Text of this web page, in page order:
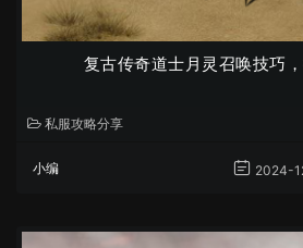
复古传奇道士月灵召唤技巧
私服攻略分享
小编
2024-